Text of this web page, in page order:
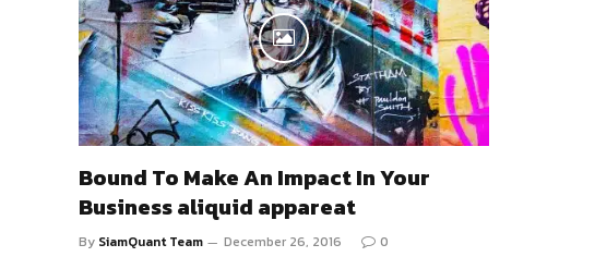
Bound To Make An Impact In Your
Business aliquid appareat
By SiamQuant Team December 26, 2016 0